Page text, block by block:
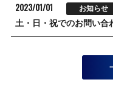
2023/01/01 お知らせ
土・日・祝でのお問い合